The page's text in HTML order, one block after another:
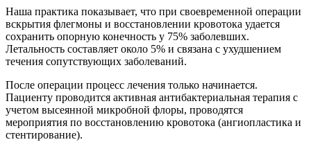
Наша практика показывает, что при своевременной операции
вскрытия флегмоны и восстановлении кровотока удается
сохранить опорную конечность у 75% заболевших.
Летальность составляет около 5% и связана с ухудшением
течения сопутствующих заболеваний.
После операции процесс лечения только начинается.
Пациенту проводится активная антибактериальная терапия с
учетом высеянной микробной флоры, проводятся
мероприятия по восстановлению кровотока (ангиопластика и
стентирование).